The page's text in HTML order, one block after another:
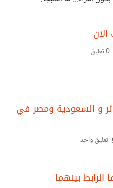
و السعودية ومصر في
تعليق واحد
الرابط بينهما